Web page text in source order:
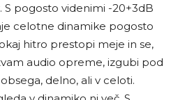
pogosto videnimi -20+3dB
celotne dinamike pogosto
hitro prestopi meje in se,
audio opreme, izgubi pod
delno, ali v celoti.